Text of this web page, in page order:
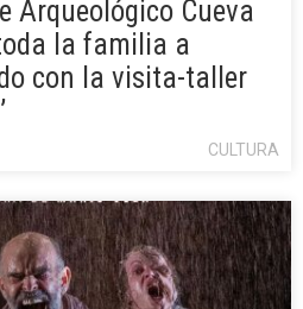
Arqueológico Cueva
la familia a
con la visita-taller
CULTURA